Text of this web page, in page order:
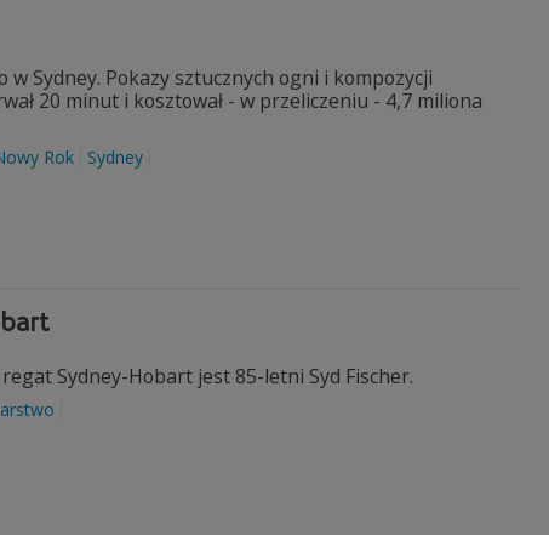
Sydney. Pokazy sztucznych ogni i kompozycji
20 minut i kosztował - w przeliczeniu - 4,7 miliona
Rok Sydney
Sydney-Hobart jest 85-letni Syd Fischer.